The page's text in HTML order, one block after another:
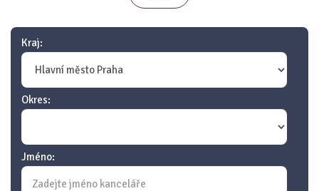
Kraj:
Okres:
Jméno: